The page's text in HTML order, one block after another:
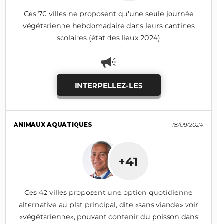
Ces 70 villes ne proposent qu'une seule journée
végétarienne hebdomadaire dans leurs cantines
scolaires (état des lieux 2024)
INTERPELLEZ-LES
ANIMAUX AQUATIQUES 18/09/2024
+41
Ces 42 villes proposent une option quotidienne
alternative au plat principal, dite «sans viande» voir
«végétarienne», pouvant contenir du poisson dans